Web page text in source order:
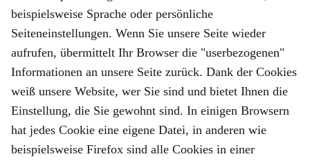
beispielsweise Sprache oder persönliche
Seiteneinstellungen. Wenn Sie unsere Seite wieder
aufrufen, übermittelt Ihr Browser die "userbezogenen"
Informationen an unsere Seite zurück. Dank der Cookies
weiß unsere Website, wer Sie sind und bietet Ihnen die
Einstellung, die Sie gewohnt sind. In einigen Browsern
hat jedes Cookie eine eigene Datei, in anderen wie
beispielsweise Firefox sind alle Cookies in einer